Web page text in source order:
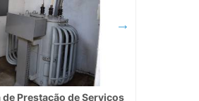
de Prestação de Serviços